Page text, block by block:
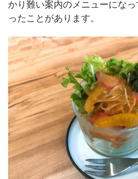
かり難い案内のメニューにな
ったことがあります。